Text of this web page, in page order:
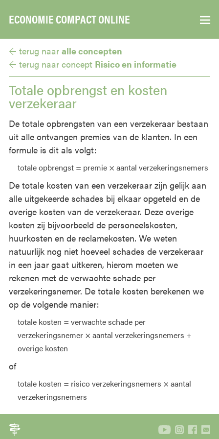
ECONOMIE COMPACT ONLINE ▼
← terug naar alle concepten
← terug naar concept Risico en informatie
Totale opbrengst en kosten
verzekeraar
De totale opbrengsten van een verzekeraar bestaan
uit alle ontvangen premies van de klanten. In een
formule is dit als volgt:
totale opbrengst = premie × aantal verzekeringsnemers
De totale kosten van een verzekeraar zijn gelijk aan
alle uitgekeerde schades bij elkaar opgeteld en de
overige kosten van de verzekeraar. Deze overige
kosten zij bijvoorbeeld de personeelskosten,
huurkosten en de reclamekosten. We weten
natuurlijk nog niet hoeveel schades de verzekeraar
in een jaar gaat uitkeren, hierom moeten we
rekenen met de verwachte schade per
verzekeringsnemer. De totale kosten berekenen we
op de volgende manier:
totale kosten = verwachte schade per
verzekeringsnemer × aantal verzekeringsnemers +
overige kosten
of
totale kosten = risico verzekeringsnemers × aantal
verzekeringsnemers